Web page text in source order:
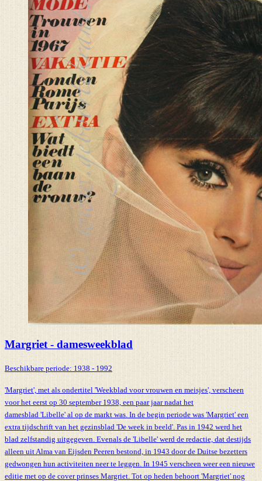
Margriet - damesweekblad
Beschikbare periode: 1938 - 1992
'Margriet', met als ondertitel 'Weekblad voor vrouwen en meisjes', verscheen
voor het eerst op 30 september 1938, een paar jaar nadat het
damesblad 'Libelle' al op de markt was. In de begin periode was 'Margriet' een
extra tijdschrift van het gezinsblad 'De week in beeld'. Pas in 1942 werd het
blad zelfstandig uitgegeven. Evenals de 'Libelle' werd de redactie, dat destijds
alleen uit Alma van Eijsden Peeren bestond, in 1943 door de Duitse bezetters
gedwongen hun activiteiten neer te leggen. In 1945 verscheen weer een nieuwe
editie met op de cover prinses Margriet. Tot op heden behoort 'Margriet' nog